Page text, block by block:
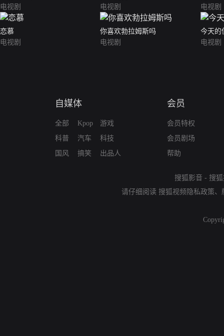
电视剧
电视剧
电视剧
恋慕
电视剧
你喜欢勃拉姆斯吗
电视剧
今天的
电视剧
自媒体
全部
科普
国风
Kpop
汽车
搞笑
游戏
科技
出品人
会员
会员特权
会员剧场
帮助
搜狐影音 - 搜
请仔细阅读 搜狐视频隐私政策、